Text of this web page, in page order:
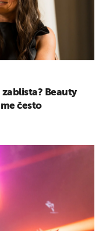
Beauty
često